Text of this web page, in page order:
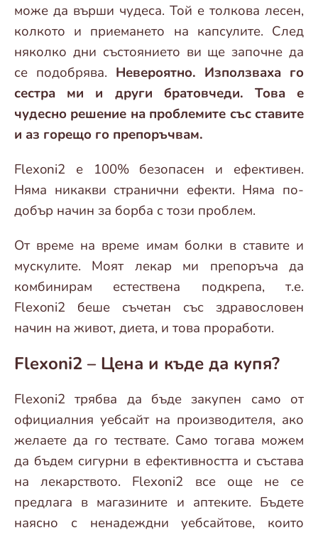
може да върши чудеса. Той е толкова лесен,
колкото и приемането на капсулите. След
няколко дни състоянието ви ще започне да
се подобрява. Невероятно. Използваха го
сестра ми и други братовчеди. Това е
чудесно решение на проблемите със ставите
и аз горещо го препоръчвам.
Flexoni2 е 100% безопасен и ефективен.
Няма никакви странични ефекти. Няма по-
добър начин за борба с този проблем.
От време на време имам болки в ставите и
мускулите. Моят лекар ми препоръча да
комбинирам естествена подкрепа, т.е.
Flexoni2 беше съчетан със здравословен
начин на живот, диета, и това проработи.
Flexoni2 – Цена и къде да купя?
Flexoni2 трябва да бъде закупен само от
официалния уебсайт на производителя, ако
желаете да го тествате. Само тогава можем
да бъдем сигурни в ефективността и състава
на лекарството. Flexoni2 все още не се
предлага в магазините и аптеките. Бъдете
наясно с ненадеждни уебсайтове, които